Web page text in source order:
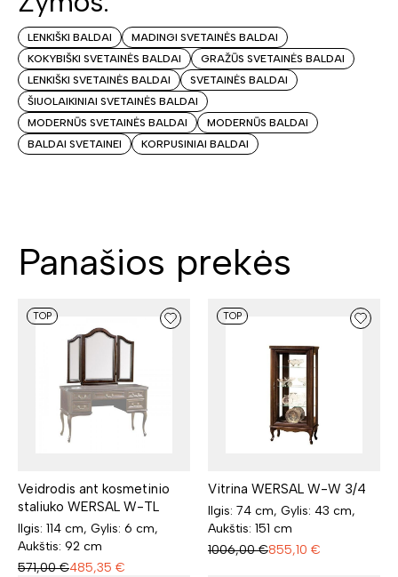
LENKIŠKI BALDAI
MADINGI SVETAINĖS BALDAI
KOKYBIŠKI SVETAINĖS BALDAI
GRAŽŪS SVETAINĖS BALDAI
LENKIŠKI SVETAINĖS BALDAI
SVETAINĖS BALDAI
ŠIUOLAIKINIAI SVETAINĖS BALDAI
MODERNŪS SVETAINĖS BALDAI
MODERNŪS BALDAI
BALDAI SVETAINEI
KORPUSINIAI BALDAI
Panašios prekės
TOP
Veidrodis ant kosmetinio
staliuko WERSAL W-TL
Ilgis: 114 cm, Gylis: 6 cm,
Aukštis: 92 cm
571,00 €485,35 €
TOP
Vitrina WERSAL W-W 3/4
Ilgis: 74 cm, Gylis: 43 cm,
Aukštis: 151 cm
1006,00 €855,10 €